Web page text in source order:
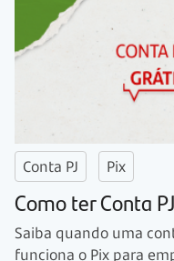
Conta PJ Pix
Como ter Conta
Saiba quando uma
funciona o Pix para